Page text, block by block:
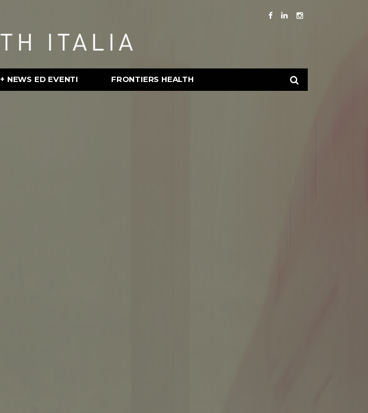
+ NEWS ED EVENTI FRONTIERS HEALTH